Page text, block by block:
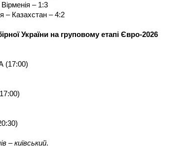
– 1:3
– Казахстан – 4:2
України на груповому етапі Євро-2026
(17:00)
– київський.